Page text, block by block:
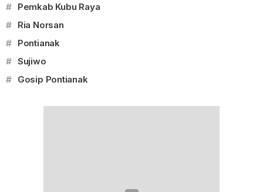
# Pemkab Kubu Raya
# Ria Norsan
# Pontianak
# Sujiwo
# Gosip Pontianak